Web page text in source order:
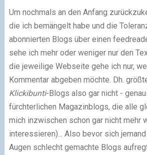
Um nochmals an den Anfang
die ich bemängelt habe und die
abonnierten Blogs über einen
sehe ich mehr oder weniger nur den
die jeweilige Webseite gehe ich nur,
Kommentar abgeben möchte. Dh.
Klickibunti-Blogs also gar nicht -
fürchterlichen Magazinblogs, die alle
mich inzwischen schon gar nicht mehr
interessieren)... Also bevor sich
Augen schlecht gemachte Blogs